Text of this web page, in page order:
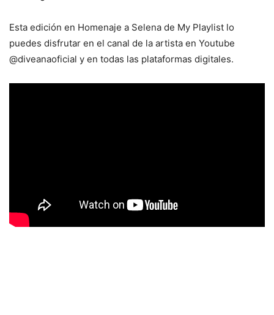
Esta edición en Homenaje a Selena de My Playlist lo
puedes disfrutar en el canal de la artista en Youtube
@diveanaoficial y en todas las plataformas digitales.